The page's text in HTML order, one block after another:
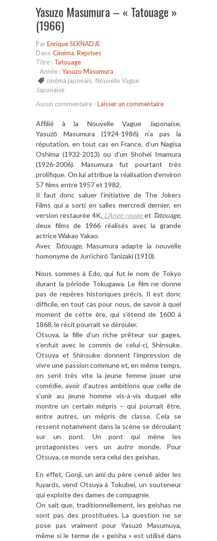
Yasuzo Masumura – « Tatouage »
(1966)
ParEnrique SEKNADJE
Dans Cinéma, Reprises
Titre : Tatouage
Année :Yasuzo Masumura
cinéma japonais, Nouvelle Vague
Japonaise
Aucun commentaire - Laisser un commentaire
Affilié à la Nouvelle Vague Japonaise,
Yasuzō Masumura (1924-1986) n’a pas la
réputation, en tout cas en France, d’un Nagisa
Oshima (1932-2013) ou d’un Shohei Imamura
(1926-2006). Masumura fut pourtant très
prolifique. On lui attribue la réalisation d’environ
57 films entre 1957 et 1982.
Il faut donc saluer l’initiative de The Jokers
Films qui a sorti en salles mercredi dernier, en
version restaurée 4K, L’Ange rouge et Tatouage,
deux films de 1966 réalisés avec la grande
actrice Wakao Yakao.
Avec Tatouage, Masumura adapte la nouvelle
homonyme de Jun’ichirō Tanizaki (1910).
Nous sommes à Edo, qui fut le nom de Tokyo
durant la période Tokugawa. Le film ne donne
pas de repères historiques précis. Il est donc
difficile, en tout cas pour nous, de savoir à quel
moment de cette ère, qui s’étend de 1600 à
1868, le récit pourrait se dérouler.
Otsuya, la fille d’un riche prêteur sur gages,
s’enfuit avec le commis de celui-ci, Shinsuke.
Otsuya et Shinsuke donnent l’impression de
vivre une passion commune et, en même temps,
on sent très vite la jeune femme jouer une
comédie, avoir d’autres ambitions que celle de
s’unir au jeune homme vis-à-vis duquel elle
montre un certain mépris – qui pourrait être,
entre autres, un mépris de classe. Cela se
ressent notamment dans la scène se déroulant
sur un pont. Un pont qui mène les
protagonistes vers un autremonde. Pour
Otsuya, ce monde sera celui des geishas.
En effet, Gonji, un ami du père censé aider les
fuyards, vend Otsuya à Tokubei, un souteneur
qui exploite des dames de compagnie.
On sait que, traditionnellement, les geishas ne
sont pas des prostituées. La question ne se
pose pas vraiment pour Yasuzō Masumuya,
même si le terme de « geisha » est utilisé dans